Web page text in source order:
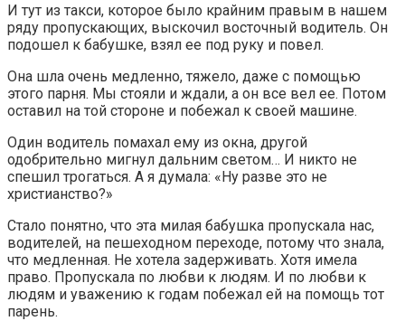
И тут из такси, которое было крайним правым в нашем
ряду пропускающих, выскочил восточный водитель. Он
подошел к бабушке, взял ее под руку и повел.
Она шла очень медленно, тяжело, даже с помощью
этого парня. Мы стояли и ждали, а он все вел ее. Потом
оставил на той стороне и побежал к своей машине.
Один водитель помахал ему из окна, другой
одобрительно мигнул дальним светом… И никто не
спешил трогаться. А я думала: «Ну разве это не
христианство?»
Стало понятно, что эта милая бабушка пропускала нас,
водителей, на пешеходном переходе, потому что знала,
что медленная. Не хотела задерживать. Хотя имела
право. Пропускала по любви к людям. И по любви к
людям и уважению к годам побежал ей на помощь тот
парень.